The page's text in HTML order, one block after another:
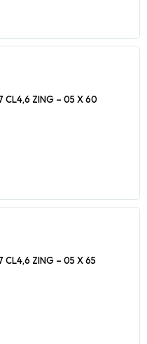
CL4,6 ZING – 05 X 60
CL4,6 ZING – 05 X 65